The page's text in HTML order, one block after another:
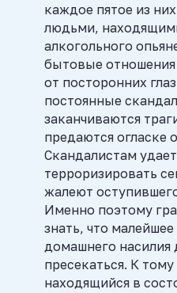
каждое пятое из
людьми,
алкогольного
бытовые
от посторонних
постоянные
заканчиваются
предаются огласке
Скандалистам
терроризировать
жалеют
Именно поэтому
знать, что
домашнего насилия
пресекаться. К
находящийся в